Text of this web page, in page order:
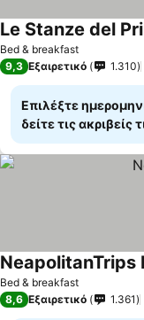
Bed & breakfast
Le Stanze del
9,3 Εξαιρετικό 1.310
Επιλέξτε
δείτε τις ακριβείς
Bed & breakfast
NeapolitanTrips
8,6 Εξαιρετικό 1.361